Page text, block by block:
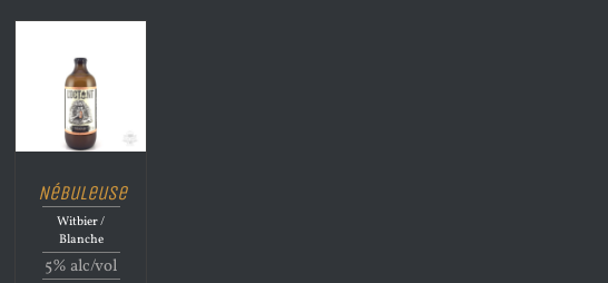
Nébuleuse
Witbier /
Blanche
5% alc/vol